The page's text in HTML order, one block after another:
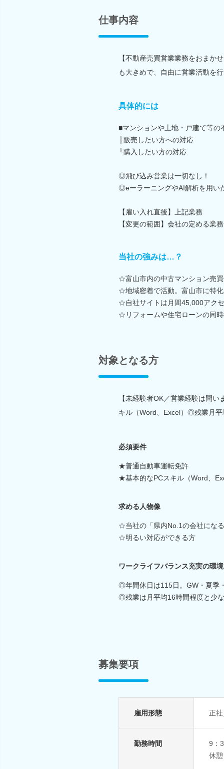
仕事内容
【不動産売買営業業務をおまか
も大きめで、自由に営業活動を
具体的には
■マンションや土地・戸建て等
├販売したい方への対応
└購入したい方の対応
◎飛び込み営業は一切なし！
◎eーラーニングやAI解析を用い
【雇い入れ直後】上記業務
【変更の範囲】会社の定める業
当社の強みは…？
☆富山市内の中古マンション売
☆地域密着で活動。富山市に特
☆自社サイトは月間45,000アク
☆リフォームや住宅ローンの同
対象となる方
【未経験者OK／営業経験は問
キル（Word、Excel）◎残業月
必須要件
★普通自動車運転免許
★基本的なPCスキル（Word、
求める人物像
☆当社の「県内No.1の会社にな
☆明るい対応ができる方
ワークライフバランス充実の環
◎年間休日は115日。GW・夏季
◎残業は月平均16時間程度と少
募集要項
雇用形態 正
勤務時間
9：
休